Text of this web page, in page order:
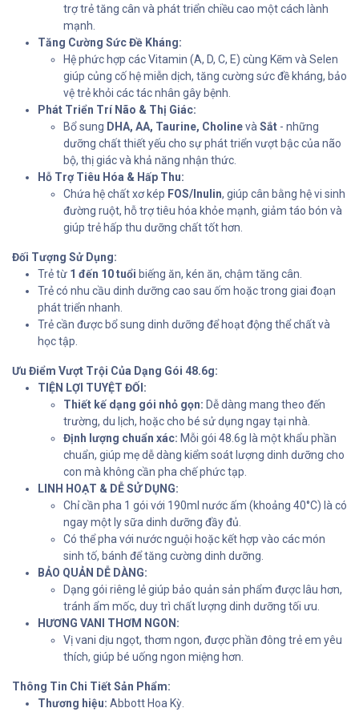
trợ trẻ tăng cân và phát triển chiều cao một cách lành
mạnh.
Tăng Cường Sức Đề Kháng:
Hệ phức hợp các Vitamin (A, D, C, E) cùng Kẽm và Selen
giúp củng cố hệ miễn dịch, tăng cường sức đề kháng, bảo
vệ trẻ khỏi các tác nhân gây bệnh.
Phát Triển Trí Não & Thị Giác:
Bổ sung DHA, AA, Taurine, Cholinevà Sắt - những
dưỡng chất thiết yếu cho sự phát triển vượt bậc của não
bộ, thị giác và khả năng nhận thức.
Hỗ Trợ Tiêu Hóa & Hấp Thu:
Chứa hệ chất xơ kép FOS/Inulin, giúp cân bằng hệ vi sinh
đường ruột, hỗ trợ tiêu hóa khỏe mạnh, giảm táo bón và
giúp trẻ hấp thu dưỡng chất tốt hơn.
Đối Tượng Sử Dụng:
Trẻ từ 1 đến 10 tuổi biếng ăn, kén ăn, chậm tăng cân.
Trẻ có nhu cầu dinh dưỡng cao sau ốm hoặc trong giai đoạn
phát triển nhanh.
Trẻ cần được bổ sung dinh dưỡng để hoạt động thể chất và
học tập.
Ưu Điểm Vượt Trội Của Dạng Gói 48.6g:
TIỆN LỢI TUYỆT ĐỐI:
Thiết kế dạng gói nhỏ gọn: Dễ dàng mang theo đến
trường, du lịch, hoặc cho bé sử dụng ngay tại nhà.
Định lượng chuẩn xác: Mỗi gói 48.6g là một khẩu phần
chuẩn, giúp mẹ dễ dàng kiểm soát lượng dinh dưỡng cho
con mà không cần pha chế phức tạp.
LINH HOẠT & DỄ SỬ DỤNG:
Chỉ cần pha 1 gói với 190ml nước ấm (khoảng 40°C) là có
ngay một ly sữa dinh dưỡng đầy đủ.
Có thể pha với nước nguội hoặc kết hợp vào các món
sinh tố, bánh để tăng cường dinh dưỡng.
BẢO QUẢN DỄ DÀNG:
Dạng gói riêng lẻ giúp bảo quản sản phẩm được lâu hơn,
tránh ẩm mốc, duy trì chất lượng dinh dưỡng tối ưu.
HƯƠNG VANI THƠM NGON:
Vị vani dịu ngọt, thơm ngon, được phần đông trẻ em yêu
thích, giúp bé uống ngon miệng hơn.
Thông Tin Chi Tiết Sản Phẩm:
Thương hiệu: Abbott Hoa Kỳ.